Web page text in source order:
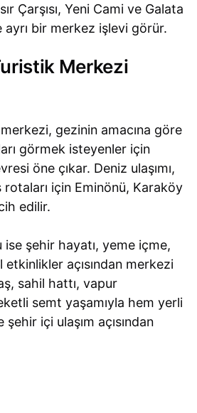
Çarşısı, Yeni Cami ve Galata
bir merkez işlevi görür.
Merkezi
gezinin amacına göre
görmek isteyenler için
öne çıkar. Deniz ulaşımı,
rotaları için Eminönü, Karaköy
edilir.
şehir hayatı, yeme içme,
etkinlikler açısından merkezi
sahil hattı, vapur
semt yaşamıyla hem yerli
içi ulaşım açısından